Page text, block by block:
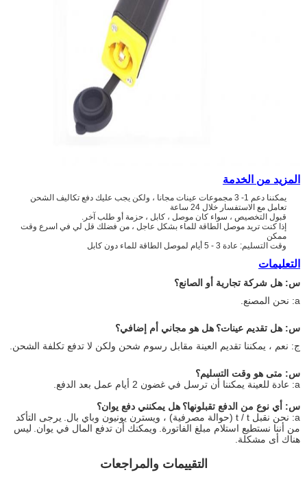
المزيد من الخدمة
يمكننا دعم 1- 3 مجموعات عينات مجانا ، ولكن يجب عليك دفع تكاليف الشحن
تعامل مع الاستفسار خلال 24 ساعة
قبول التخصيص ، سواء كان موصل ، كابل ، حزمة أو طلب آخر.
إذا كنت تريد موصل الطاقة للماء بشكل عاجل ، من فضلك قل لي في اسرع وقت
ممكن
وقت التسليم: عادة 3 - 5 أيام لموصل الطاقة للماء دون كابل
التعليمات
س: هل شركة تجارية أو الصانع؟
a: نحن المصنع.
س: هل تقديم عينات؟ هل هو مجاني أم إضافي؟
ج: نعم ، يمكننا تقديم العينة مقابل رسوم شحن ولكن لا تدفع تكلفة الشحن.
س: متى هو وقت التسليم؟
a: عادة للعينة يمكننا أن ترسل في غضون 2 أيام عمل بعد الدفع.
س: أي نوع من الدفع تقبلونها؟ هل يمكنني دفع يوان؟
a: نحن نقبل t / t (حوالة مصرفية) ، ويسترن يونيون وباي بال.
يرجى التأكد
من أننا نستطيع استلام مبلغ الفاتورة. ويمكنك أن تدفع المال في يوان. ليس
هناك أى مشكلة.
التقييمات والمراجعات